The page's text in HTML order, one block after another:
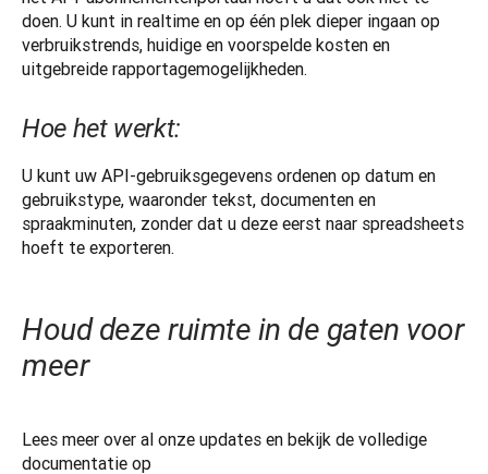
doen. U kunt in realtime en op één plek dieper ingaan op
verbruikstrends, huidige en voorspelde kosten en
uitgebreide rapportagemogelijkheden.
Hoe het werkt:
U kunt uw API-gebruiksgegevens ordenen op datum en
gebruikstype, waaronder tekst, documenten en
spraakminuten, zonder dat u deze eerst naar spreadsheets
hoeft te exporteren.
Houd deze ruimte in de gaten voor
meer
Lees meer over al onze updates en bekijk de volledige